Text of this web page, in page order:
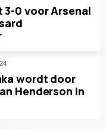
3-0 voor Arsenal
wordt door
Henderson in